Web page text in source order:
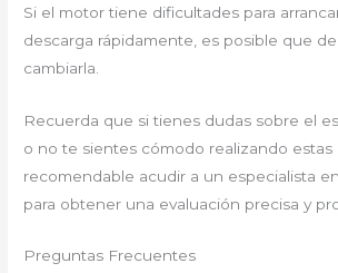
Si el motor tiene dificultades para
descarga rápidamente, es posible que
cambiarla.
Recuerda que si tienes dudas sobre el
o no te sientes cómodo realizando estas
recomendable acudir a un especialista
para obtener una evaluación precisa y
Preguntas Frecuentes